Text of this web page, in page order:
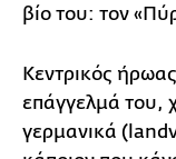
βίο του: τον
Κεντρικός
επάγγελμά του,
γερμανικά